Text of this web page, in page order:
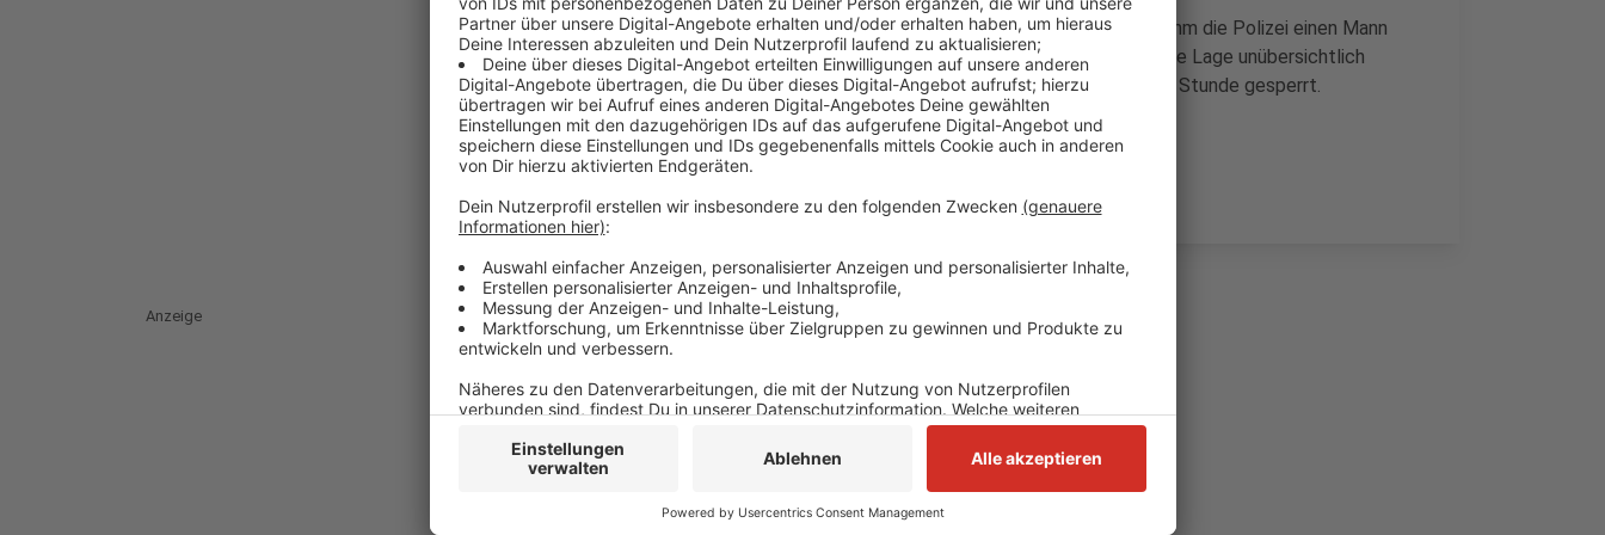
Demnach ist dabei ein Mann leicht verletzt worden. Außerdem nahm die Polizei einen Mann
fest. Sie war mit einem größeren Aufgebot vor Ort. Anfangs sei die Lage unübersichtlich
gewesen, so ein Sprecher. Die Venloer Straße war rund eine halbe Stunde gesperrt.
Anzeige
Anzeige